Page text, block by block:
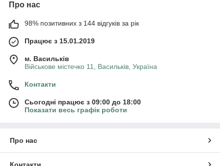
Про нас
98% позитивних з 144 відгуків за рік
Працює з 15.01.2019
м. Васильків
Військове містечко 11, Васильків, Україна
Контакти
Сьогодні працює з 09:00 до 18:00
Показати весь графік роботи
Про нас